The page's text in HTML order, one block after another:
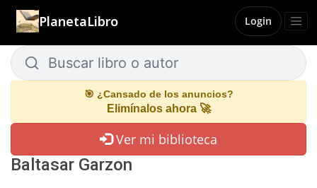
PlanetaLibro Login
Buscar libro o autor
Buscar libro o autor
🎯 ¿Cansado de los anuncios?
Elimínalos ahora 🚀
Ver mi biblioteca
Baltasar Garzon